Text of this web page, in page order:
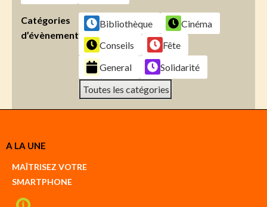
Catégories
d’évènement
Bibliothèque
Cinéma
Conseils
Fête
General
Solidarité
Toutes les catégories
Créer
compte
A LA UNE
MAÎTRISEZ VOTRE
SMARTPHONE